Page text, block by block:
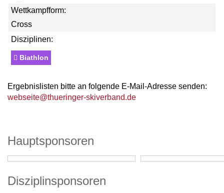
Wettkampfform:
Cross
Disziplinen:
Biathlon
Ergebnislisten bitte an folgende E-Mail-Adresse senden:
webseite@thueringer-skiverband.de
Hauptsponsoren
Disziplinsponsoren